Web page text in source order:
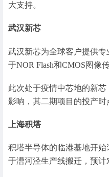
大支持。
武汉新芯
武汉新芯为全球客户提供
于NOR Flash和CMOS图像
此次处于疫情中芯地的新芯
影响，其二期项目的投产时
上海积塔
积塔半导体的临港基地开
于漕河泾生产线搬迁，预计